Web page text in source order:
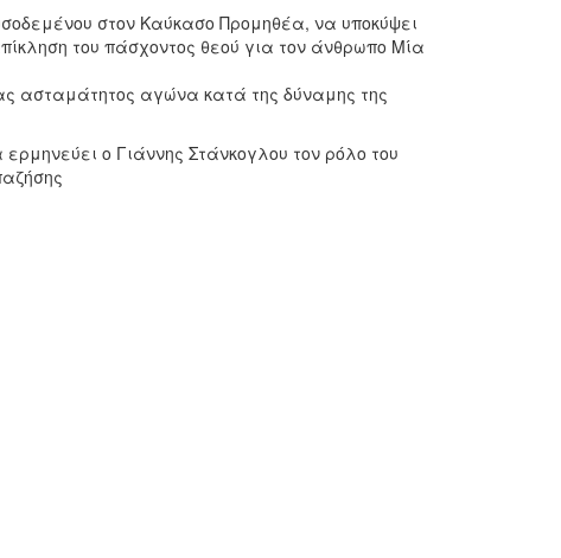
στον Καύκασο Προμηθέα, να υποκύψει
του πάσχοντος θεού για τον άνθρωπο Μία
ασταμάτητος αγώνα κατά της δύναμης της
ο Γιάννης Στάνκογλου τον ρόλο του